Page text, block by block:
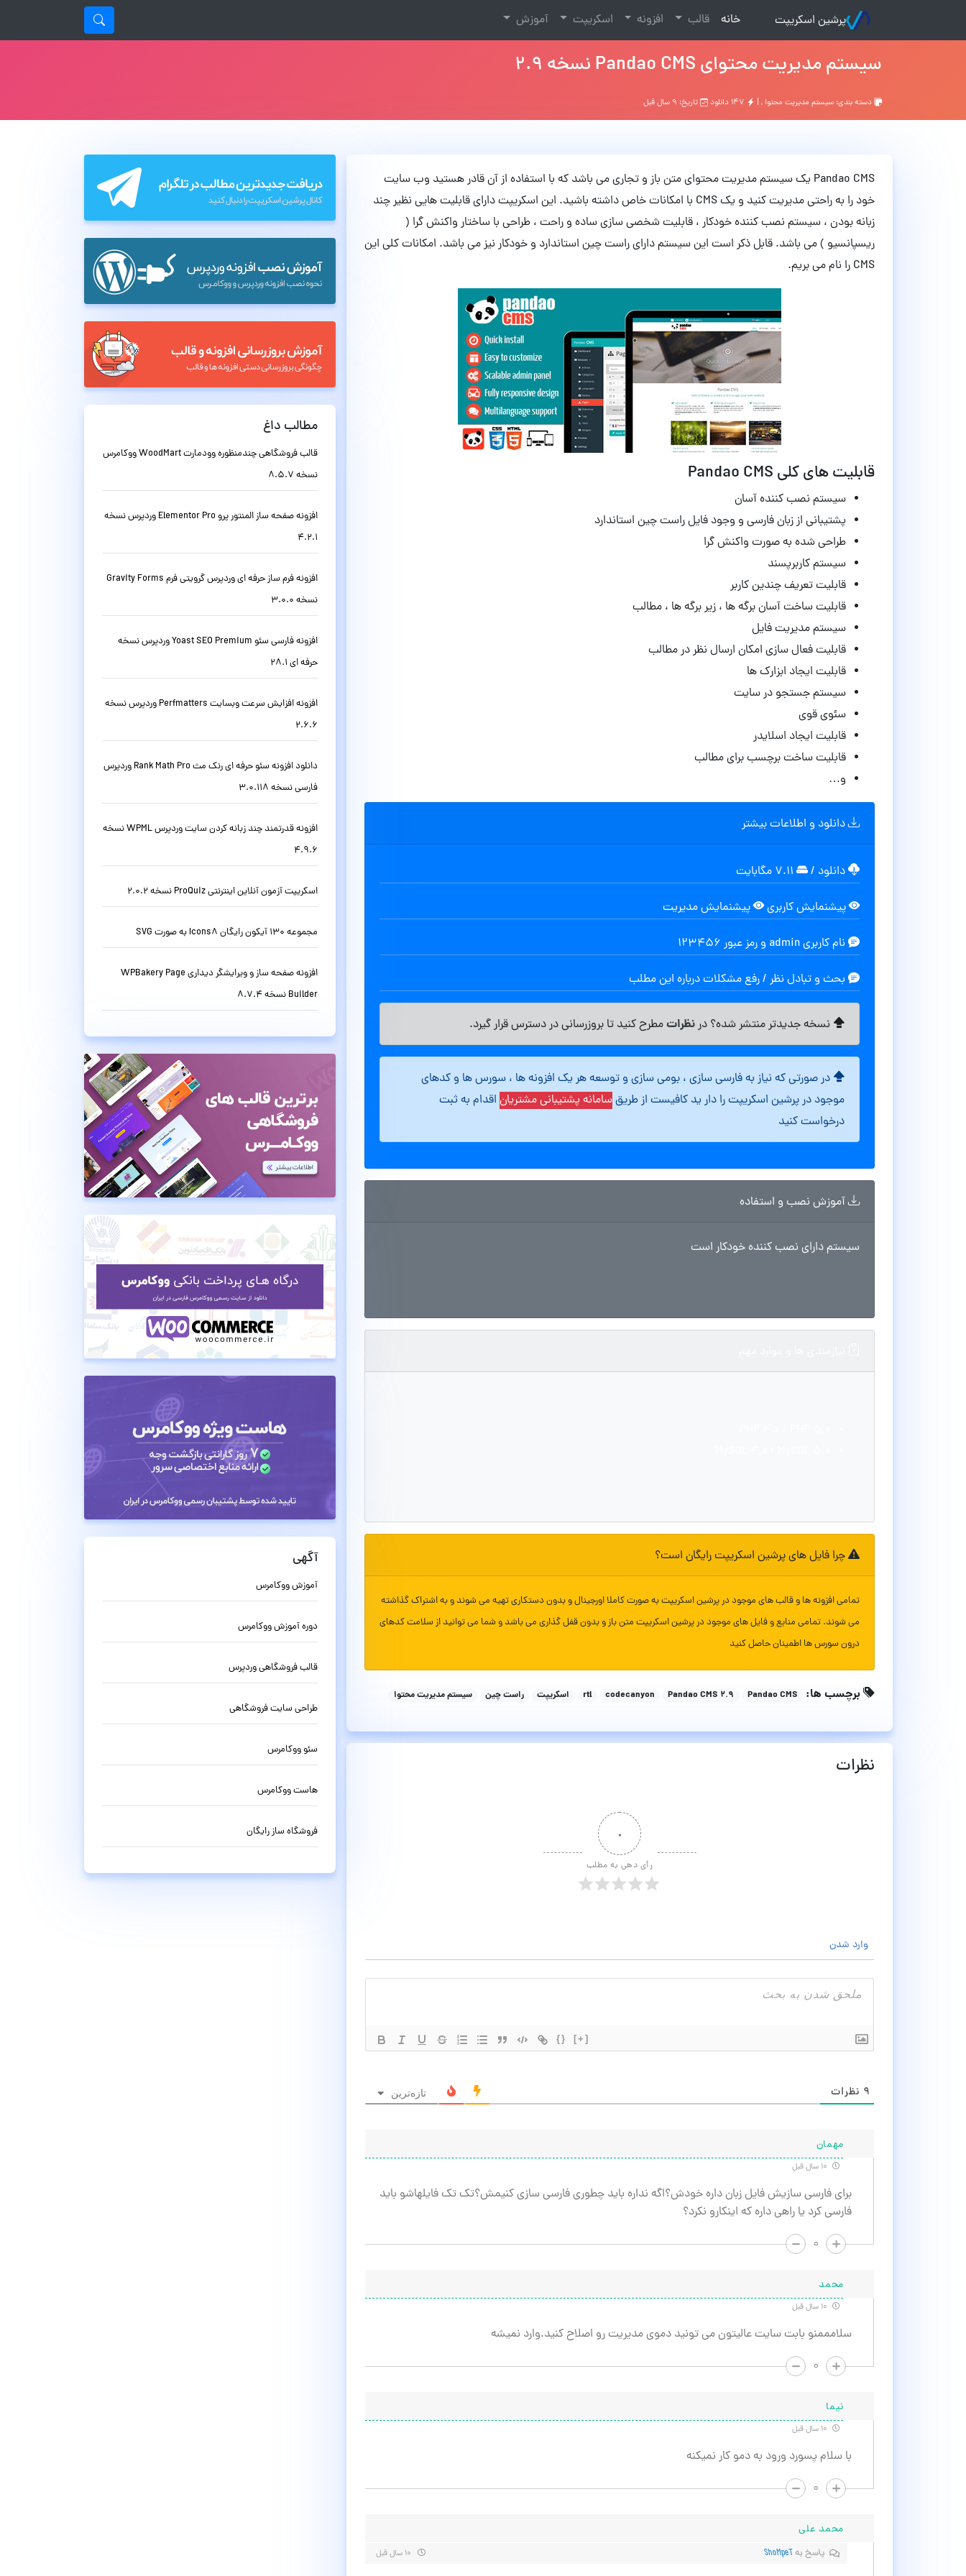
پرشین اسکریپت خانه
(current) قالب افزونه اسکریپت آموزش
سیستم مدیریت محتوای Pandao CMS نسخه 2.9
دسته بندی: سیستم مدیریت محتوا , | تاریخ: ۹ سال قبل
Pandao CMS یک سیستم مدیریت محتوای متن باز و تجاری می باشد که با استفاده از آن قادر هستید وب سایت
خود را به راحتی مدیریت کنید و یک CMS با امکانات خاص داشته باشید. این اسکریپت دارای قابلیت هایی نظیر چند
زبانه بودن ، سیستم نصب کننده خودکار ، قابلیت شخصی سازی ساده و راحت ، طراحی با ساختار واکنش گرا (
ریسپانسیو ) می باشد. قابل ذکر است این سیستم دارای راست چین استاندارد و خودکار نیز می باشد. امکانات کلی این
CMS را نام می بریم.
قابلیت های کلی Pandao CMS
سیستم نصب کننده آسان
پشتیبانی از زبان فارسی و وجود فایل راست چین استاندارد
طراحی شده به صورت واکنش گرا
سیستم کاربرپسند
قابلیت تعریف چندین کاربر
قابلیت ساخت آسان برگه ها ، زیر برگه ها ، مطالب
سیستم مدیریت فایل
قابلیت فعال سازی امکان ارسال نظر در مطالب
قابلیت ایجاد ابزارک ها
سیستم جستجو در سایت
سئوی قوی
قابلیت ایجاد اسلایدر
قابلیت ساخت برچسب برای مطالب
و…
دانلود و اطلاعات بیشتر
دانلود /
پیشنمایش کاربری پیشنمایش مدیریت
نام کاربری admin و رمز عبور 123456
بحث و تبادل نظر / رفع مشکلات درباره این مطلب
نسخه جدیدتر منتشر شده؟ درنظراتمطرح کنید تا بروزرسانی در دسترس قرار گیرد.
در صورتی که نیاز به فارسی سازی ، بومی سازی و توسعه هر یک افزونه ها ، سورس ها و کدهای
موجود در پرشین اسکریپت را دار ید کافیست از طریقسامانه پشتیبانی مشتریان اقدام به ثبت
درخواست کنید
آموزش نصب و استفاده
سیستم دارای نصب کننده خودکار است
چرا فایل های پرشین اسکریپت رایگان است؟
تمامی افزونه ها و قالب های موجود در پرشین اسکریپت به صورت کاملا اورجینال و بدون دستکاری تهیه می شوند و به اشتراک گذاشته
می شوند. تمامی منابع و فایل های موجود در پرشین اسکریپت متن باز و بدون قفل گذاری می باشد و شما می توانید از سلامت کدهای
درون سورس ها اطمینان حاصل کنید
برچسب ها: Pandao CMS
Pandao CMS 2.9
codecanyon
rtl اسکریپت راست چین سیستم مدیریت محتوا
نظرات
۰
رأی دهی به مطلب
وارد شدن
{} [+]
۹ نظرات تازه‌ترین
مهمان
برای فارسی سازیش فایل زبان داره خودش؟اگه نداره باید چطوری فارسی سازی کنیمش؟تک تک فایلهاشو باید
فارسی کرد یا راهی داره که اینکارو نکرد؟
۰
محمد
سلامممنو بابت سایت عالیتون می تونید دموی مدیریت رو اصلاح کنید.وارد نمیشه
۰
نیما
با سلام پسورد ورود به دمو کار نمیکنه
۰
محمد علی
پاسخ بهShoMpeT
مطالب داغ
قالب فروشگاهی چندمنظوره وودمارت WoodMart ووکامرس
نسخه 8.5.7
افزونه صفحه ساز المنتور پرو Elementor Pro وردپرس نسخه
4.2.1
افزونه فرم ساز حرفه ای وردپرس گرویتی فرم Gravity Forms
نسخه 3.0.0
افزونه فارسی سئو Yoast SEO Premium وردپرس نسخه
حرفه ای 28.1
افزونه افزایش سرعت وبسایت Perfmatters وردپرس نسخه
2.6.6
دانلود افزونه سئو حرفه ای رنک مث Rank Math Pro وردپرس
فارسی نسخه 3.0.118
افزونه قدرتمند چند زبانه کردن سایت وردپرس WPML نسخه
4.9.6
اسکریپت آزمون آنلاین اینترنتی ProQuiz نسخه 2.0.2
مجموعه 130 آیکون رایگان Icons8 به صورت SVG
افزونه صفحه ساز و ویرایشگر دیداری WPBakery Page
Builder نسخه 8.7.4
آگهی
آموزش ووکامرس
دوره آموزش ووکامرس
قالب فروشگاهی وردپرس
طراحی سایت فروشگاهی
سئو ووکامرس
هاست ووکامرس
فروشگاه ساز رایگان